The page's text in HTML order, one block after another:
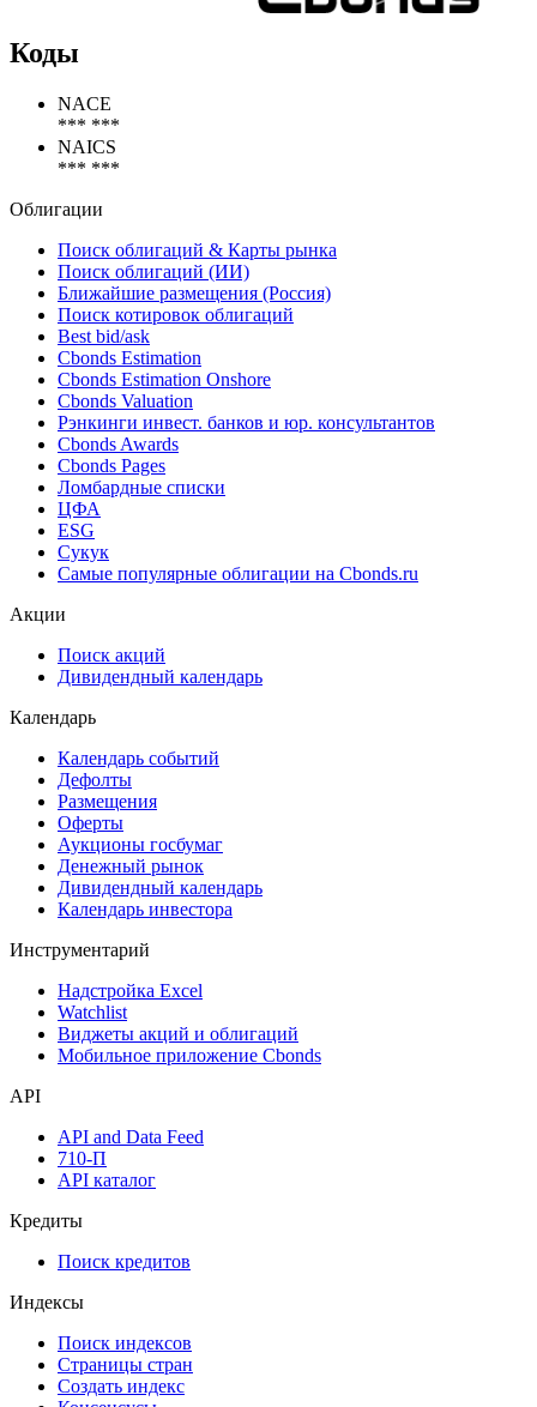
Коды
NACE
*** ***
NAICS
*** ***
Облигации
Поиск облигаций & Карты рынка
Поиск облигаций (ИИ)
Ближайшие размещения (Россия)
Поиск котировок облигаций
Best bid/ask
Cbonds Estimation
Cbonds Estimation Onshore
Cbonds Valuation
Рэнкинги инвест. банков и юр. консультантов
Cbonds Awards
Cbonds Pages
Ломбардные списки
ЦФА
ESG
Сукук
Самые популярные облигации на Cbonds.ru
Акции
Поиск акций
Дивидендный календарь
Календарь
Календарь событий
Дефолты
Размещения
Оферты
Аукционы госбумаг
Денежный рынок
Дивидендный календарь
Календарь инвестора
Инструментарий
Надстройка Excel
Watchlist
Виджеты акций и облигаций
Мобильное приложение Cbonds
API
API and Data Feed
710-П
API каталог
Кредиты
Поиск кредитов
Индексы
Поиск индексов
Страницы стран
Создать индекс